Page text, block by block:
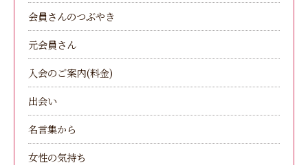
会員さんのつぶやき
元会員さん
入会のご案内(料金)
出会い
名言集から
女性の気持ち